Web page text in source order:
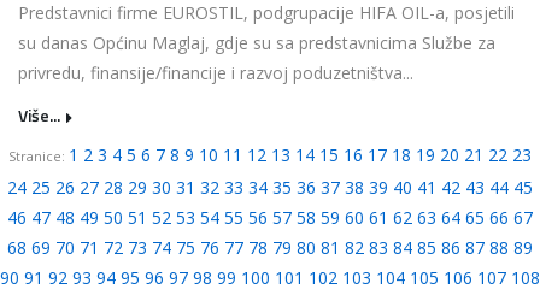
Predstavnici firme EUROSTIL, podgrupacije HIFA OIL-a, posjetili
su danas Općinu Maglaj, gdje su sa predstavnicima Službe za
privredu, finansije/financije i razvoj poduzetništva...
Više...
Stranice: 1 2 3 4 5 6 7 8 9 10 11 12 13 14 15 16 17 18 19 20 21 22 23
24 25 26 27 28 29 30 31 32 33 34 35 36 37 38 39 40 41 42 43 44 45
46 47 48 49 50 51 52 53 54 55 56 57 58 59 60 61 62 63 64 65 66 67
68 69 70 71 72 73 74 75 76 77 78 79 80 81 82 83 84 85 86 87 88 89
90 91 92 93 94 95 96 97 98 99 100 101 102 103 104 105 106 107 108